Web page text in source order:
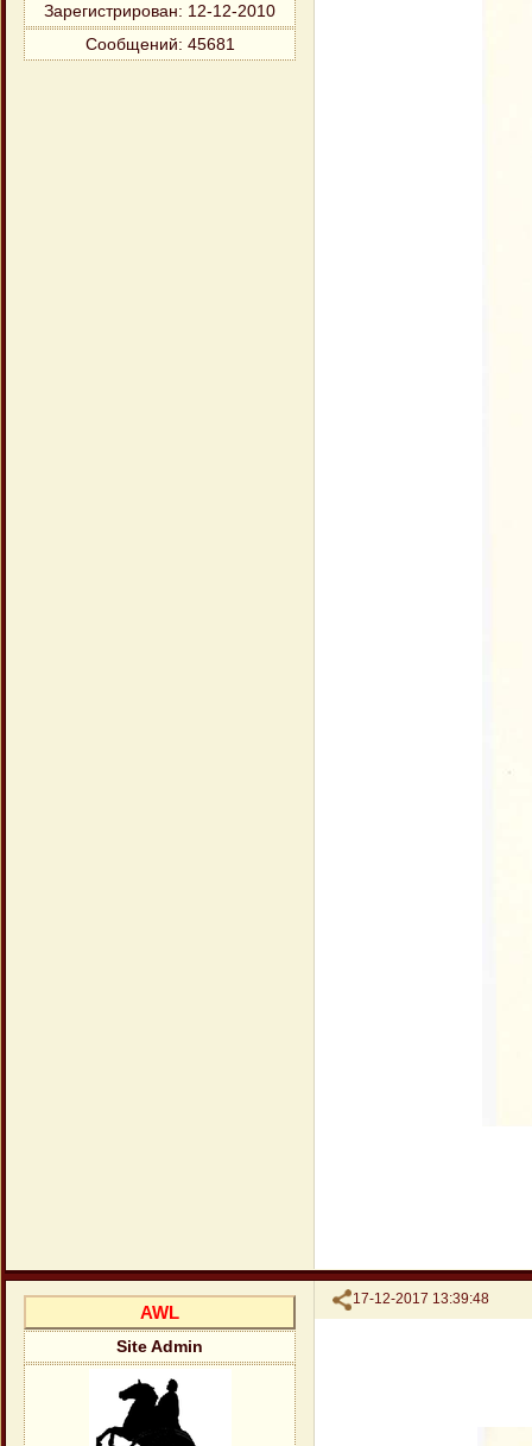
Зарегистрирован: 12-12-2010
Сообщений: 45681
Поделиться
17-12-2017 13:39:48
AWL
Site Admin